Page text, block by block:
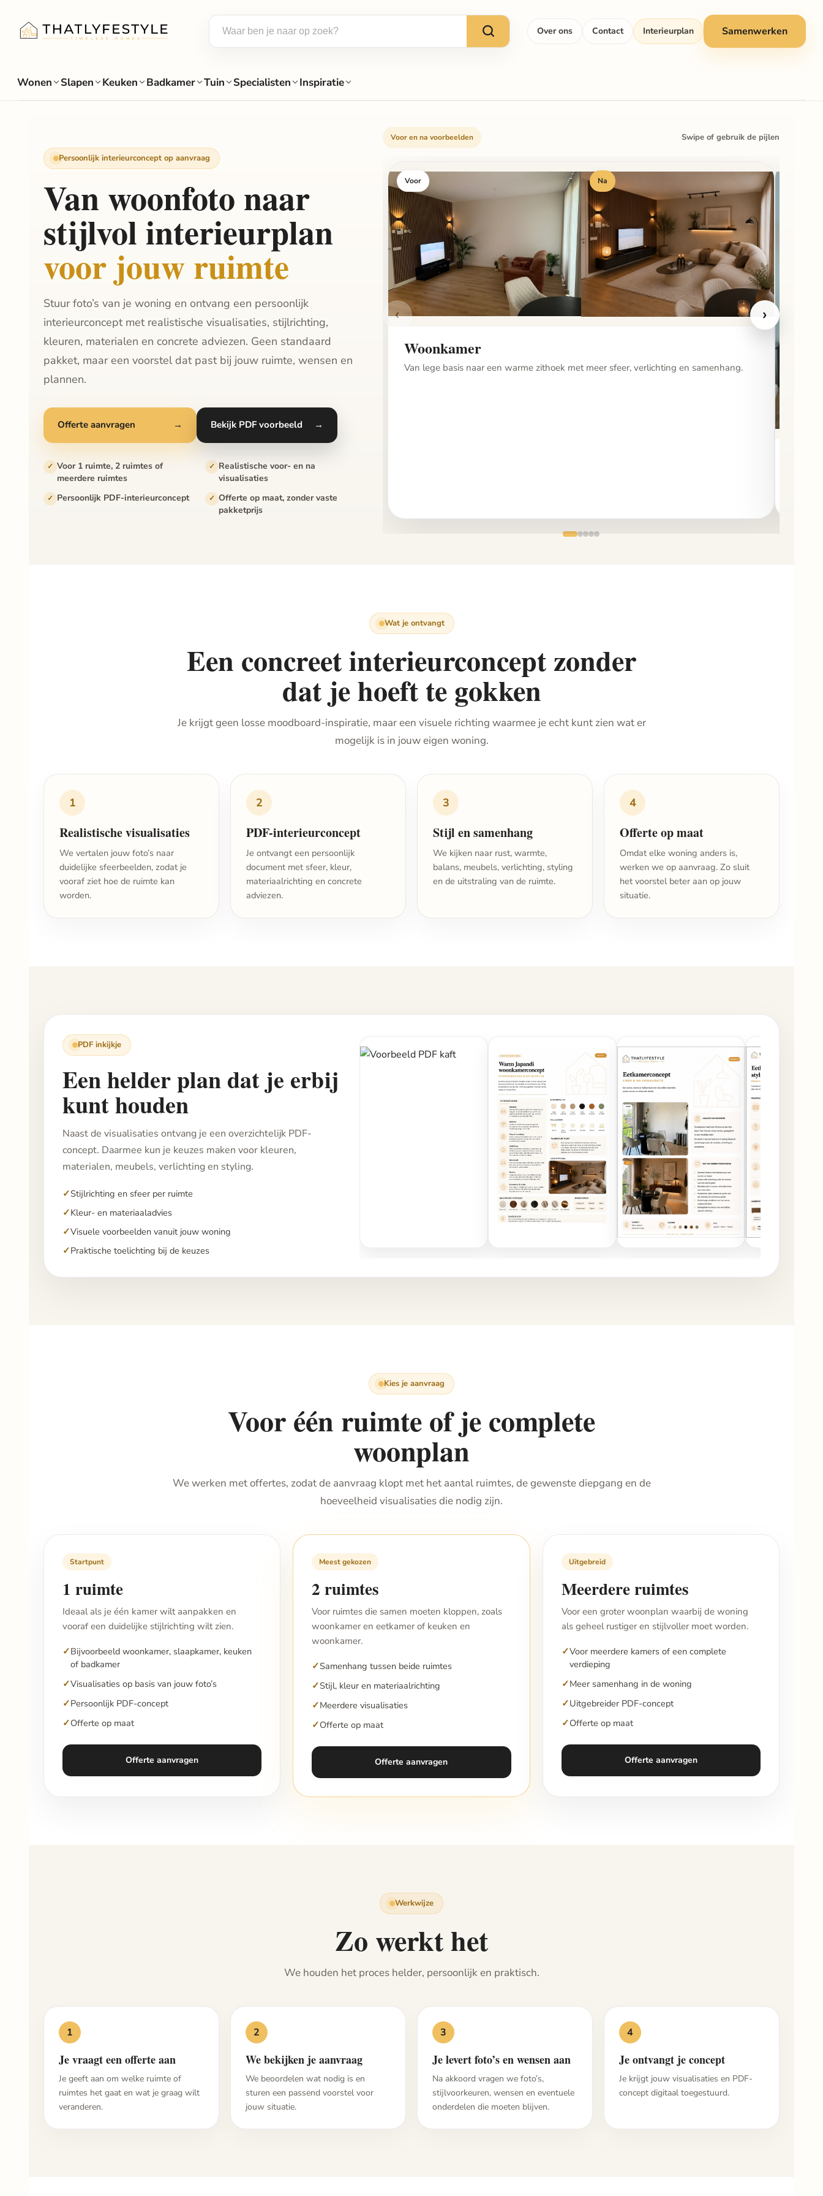
Over ons Contact Interieurplan Samenwerken
Wonen Slapen Keuken Badkamer Tuin Specialisten Inspiratie
Persoonlijk interieurconcept op aanvraag
Van woonfoto naar
stijlvol interieurplan
voor jouw ruimte
Stuur foto’s van je woning en ontvang een persoonlijk
interieurconcept met realistische visualisaties, stijlrichting,
kleuren, materialen en concrete adviezen. Geen standaard
pakket, maar een voorstel dat past bij jouw ruimte, wensen en
plannen.
Offerte aanvragen → Bekijk PDF voorbeeld →
Voor 1 ruimte, 2 ruimtes of
meerdere ruimtes
Realistische voor- en na
visualisaties
Persoonlijk PDF-interieurconcept
Offerte op maat, zonder vaste
pakketprijs
Voor en na voorbeelden Swipe of gebruik de pijlen
‹ ›
Voor Na
Woonkamer
Van lege basis naar een warme zithoek met meer sfeer, verlichting en samenhang.
Wat je ontvangt
Een concreet interieurconcept zonder
dat je hoeft te gokken
Je krijgt geen losse moodboard-inspiratie, maar een visuele richting waarmee je echt kunt zien wat er
mogelijk is in jouw eigen woning.
1
Realistische visualisaties
We vertalen jouw foto’s naar
duidelijke sfeerbeelden, zodat je
vooraf ziet hoe de ruimte kan
worden.
2
PDF-interieurconcept
Je ontvangt een persoonlijk
document met sfeer, kleur,
materiaalrichting en concrete
adviezen.
3
Stijl en samenhang
We kijken naar rust, warmte,
balans, meubels, verlichting, styling
en de uitstraling van de ruimte.
4
Offerte op maat
Omdat elke woning anders is,
werken we op aanvraag. Zo sluit
het voorstel beter aan op jouw
situatie.
PDF inkijkje
Een helder plan dat je erbij
kunt houden
Naast de visualisaties ontvang je een overzichtelijk PDF-
concept. Daarmee kun je keuzes maken voor kleuren,
materialen, meubels, verlichting en styling.
Stijlrichting en sfeer per ruimte
Kleur- en materiaaladvies
Visuele voorbeelden vanuit jouw woning
Praktische toelichting bij de keuzes
Kies je aanvraag
Voor één ruimte of je complete
woonplan
We werken met offertes, zodat de aanvraag klopt met het aantal ruimtes, de gewenste diepgang en de
hoeveelheid visualisaties die nodig zijn.
Startpunt
1 ruimte
Ideaal als je één kamer wilt aanpakken en
vooraf een duidelijke stijlrichting wilt zien.
Bijvoorbeeld woonkamer, slaapkamer, keuken
of badkamer
Visualisaties op basis van jouw foto’s
Persoonlijk PDF-concept
Offerte op maat
Offerte aanvragen
Meest gekozen
2 ruimtes
Voor ruimtes die samen moeten kloppen, zoals
woonkamer en eetkamer of keuken en
woonkamer.
Samenhang tussen beide ruimtes
Stijl, kleur en materiaalrichting
Meerdere visualisaties
Offerte op maat
Offerte aanvragen
Uitgebreid
Meerdere ruimtes
Voor een groter woonplan waarbij de woning
als geheel rustiger en stijlvoller moet worden.
Voor meerdere kamers of een complete
verdieping
Meer samenhang in de woning
Uitgebreider PDF-concept
Offerte op maat
Offerte aanvragen
Werkwijze
Zo werkt het
We houden het proces helder, persoonlijk en praktisch.
1
Je vraagt een offerte aan
Je geeft aan om welke ruimte of
ruimtes het gaat en wat je graag wilt
veranderen.
2
We bekijken je aanvraag
We beoordelen wat nodig is en
sturen een passend voorstel voor
jouw situatie.
3
Je levert foto’s en wensen aan
Na akkoord vragen we foto’s,
stijlvoorkeuren, wensen en eventuele
onderdelen die moeten blijven.
4
Je ontvangt je concept
Je krijgt jouw visualisaties en PDF-
concept digitaal toegestuurd.